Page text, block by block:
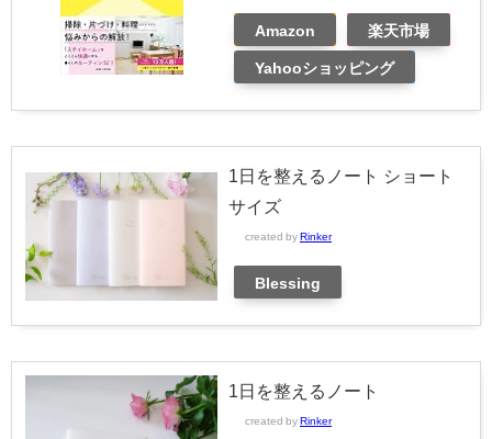
Amazon 楽天市場
Yahooショッピング
1日を整えるノート ショート
サイズ
created by Rinker
Blessing
1日を整えるノート
created by Rinker